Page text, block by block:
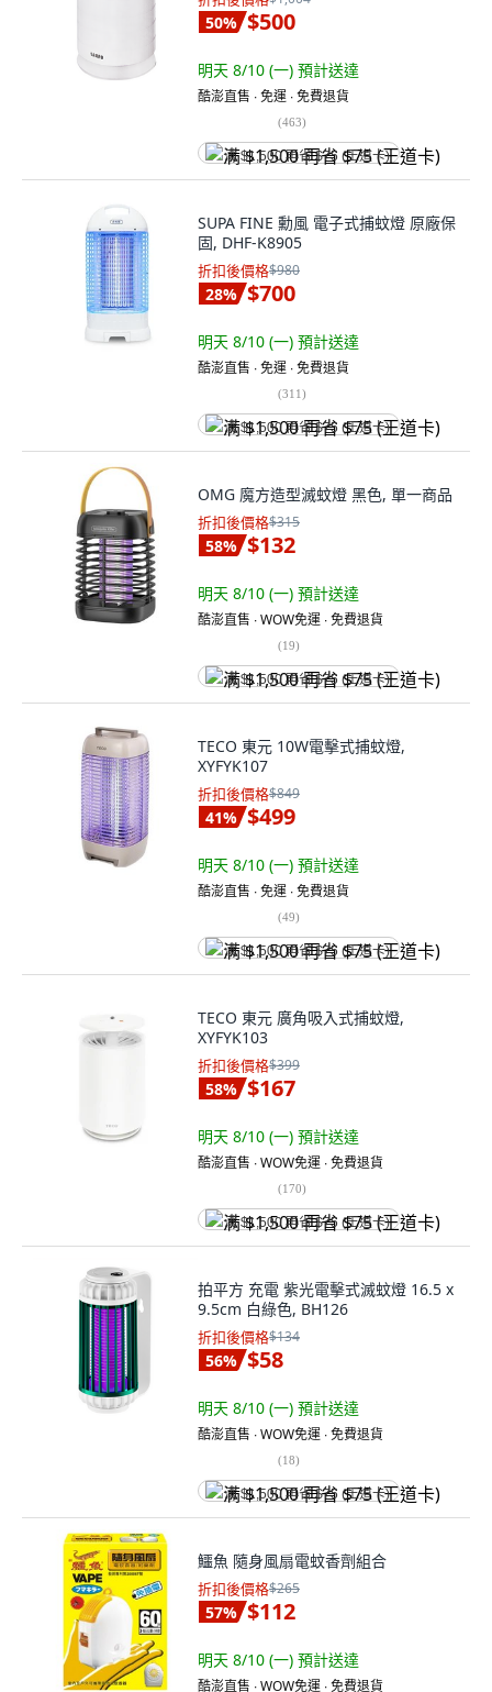
50% $500
明天 8/10 (一) 預計送達
酷澎直售 ∙ 免運 ∙ 免費退貨
(463)
满 $1,500 再省 $75 (王道卡)
SUPA FINE 勳風 電子式捕蚊燈 原廠保
固, DHF-K8905
折扣後價格$980
28% $700
明天 8/10 (一) 預計送達
酷澎直售 ∙ 免運 ∙ 免費退貨
(311)
满 $1,500 再省 $75 (王道卡)
OMG 魔方造型滅蚊燈 黑色, 單一商品
折扣後價格$315
58% $132
明天 8/10 (一) 預計送達
酷澎直售 ∙ WOW免運 ∙ 免費退貨
(19)
满 $1,500 再省 $75 (王道卡)
TECO 東元 10W電擊式捕蚊燈,
XYFYK107
折扣後價格$849
41% $499
明天 8/10 (一) 預計送達
酷澎直售 ∙ 免運 ∙ 免費退貨
(49)
满 $1,500 再省 $75 (王道卡)
TECO 東元 廣角吸入式捕蚊燈,
XYFYK103
折扣後價格$399
58% $167
明天 8/10 (一) 預計送達
酷澎直售 ∙ WOW免運 ∙ 免費退貨
(170)
满 $1,500 再省 $75 (王道卡)
拍平方 充電 紫光電擊式滅蚊燈 16.5 x
9.5cm 白綠色, BH126
折扣後價格$134
56% $58
明天 8/10 (一) 預計送達
酷澎直售 ∙ WOW免運 ∙ 免費退貨
(18)
满 $1,500 再省 $75 (王道卡)
鱷魚 隨身風扇電蚊香劑組合
折扣後價格$265
57% $112
明天 8/10 (一) 預計送達
酷澎直售 ∙ WOW免運 ∙ 免費退貨